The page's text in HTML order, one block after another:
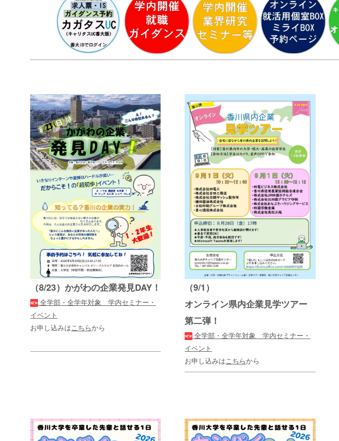
（8/23）かがわの企業発見DAY！
全学部・全学年対象 学内セミナー・
イベント
お申し込みはこちらから
（9/1）
オンライン県内企業見学ツアー
第二弾！
全学部・全学年対象 学内セミナー・
イベント
お申し込みはこちらから